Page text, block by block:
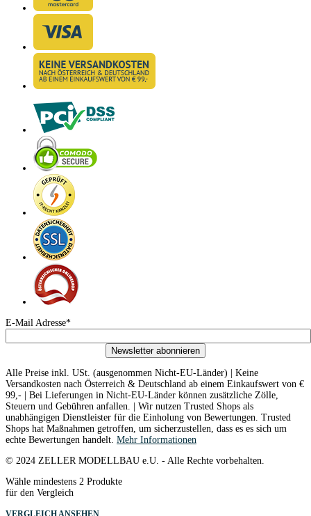
E-Mail Adresse*
Newsletter abonnieren
Alle Preise inkl. USt. (ausgenommen Nicht-EU-Länder) | Keine
Versandkosten nach Österreich & Deutschland ab einem Einkaufswert von €
99,- | Bei Lieferungen in Nicht-EU-Länder können zusätzliche Zölle,
Steuern und Gebühren anfallen. | Wir nutzen Trusted Shops als
unabhängigen Dienstleister für die Einholung von Bewertungen. Trusted
Shops hat Maßnahmen getroffen, um sicherzustellen, dass es es sich um
echte Bewertungen handelt. Mehr Informationen
© 2024 ZELLER MODELLBAU e.U. - Alle Rechte vorbehalten.
Wähle mindestens 2 Produkte
für den Vergleich